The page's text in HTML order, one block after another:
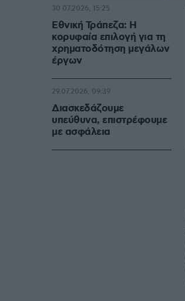
Εθνική Τράπεζα: Η
κορυφαία επιλογή για τη
χρηματοδότηση μεγάλων
έργων
30.07.2026, 15:25
Διασκεδάζουμε
υπεύθυνα, επιστρέφουμε
με ασφάλεια
29.07.2026, 09:39